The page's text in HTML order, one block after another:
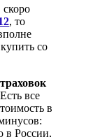
, то
со
все
в
в России,